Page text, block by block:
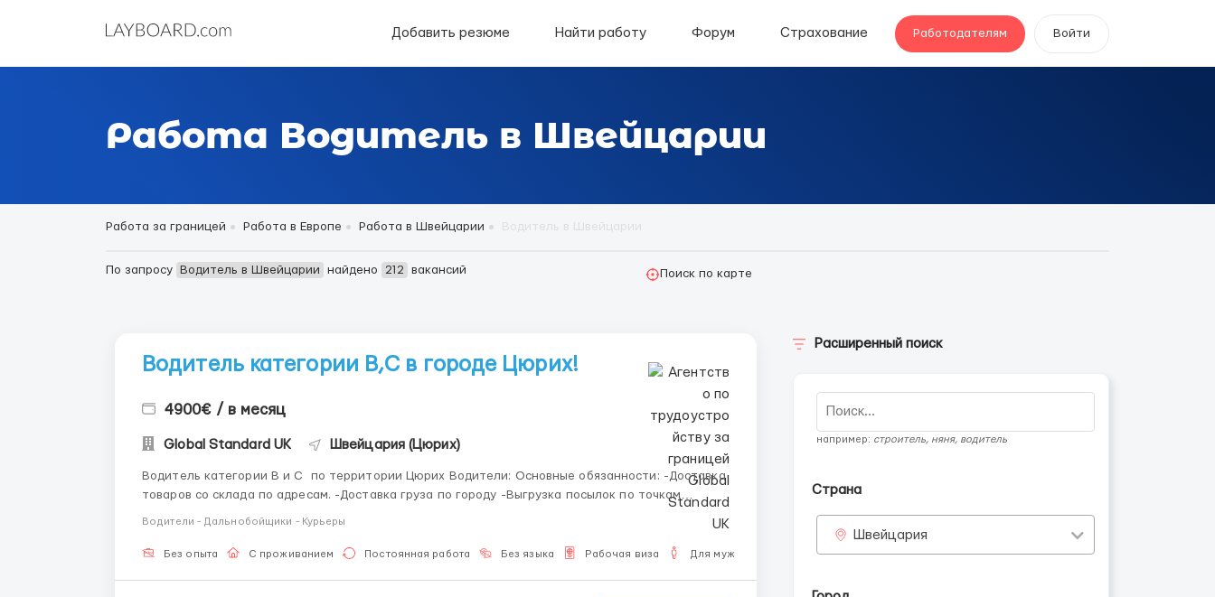
Добавить резюме Найти работу Форум Страхование Работодателям Войти
Работа Водитель в Швейцарии
Работа за границей Работа в Европе Работа в Швейцарии
По запросу Водитель в Швейцарии найдено 212 вакансий Поиск по карте
Водитель категории В,С в городе Цюрих!
4900€ / в месяц
Global Standard UK Швейцария (Цюрих)
Водитель категории В и С по территории Цюрих Водители: Основные обязанности: -Доставка
товаров со склада по адресам. -Доставка груза по городу -Выгрузка посылок по точкам
Водители - Дальнобойщики - Курьеры
Без опыта С проживанием Постоянная работа Без языка Рабочая виза Для мужчин
Расширенный поиск
например: строитель, няня, водитель
Страна
Швейцария